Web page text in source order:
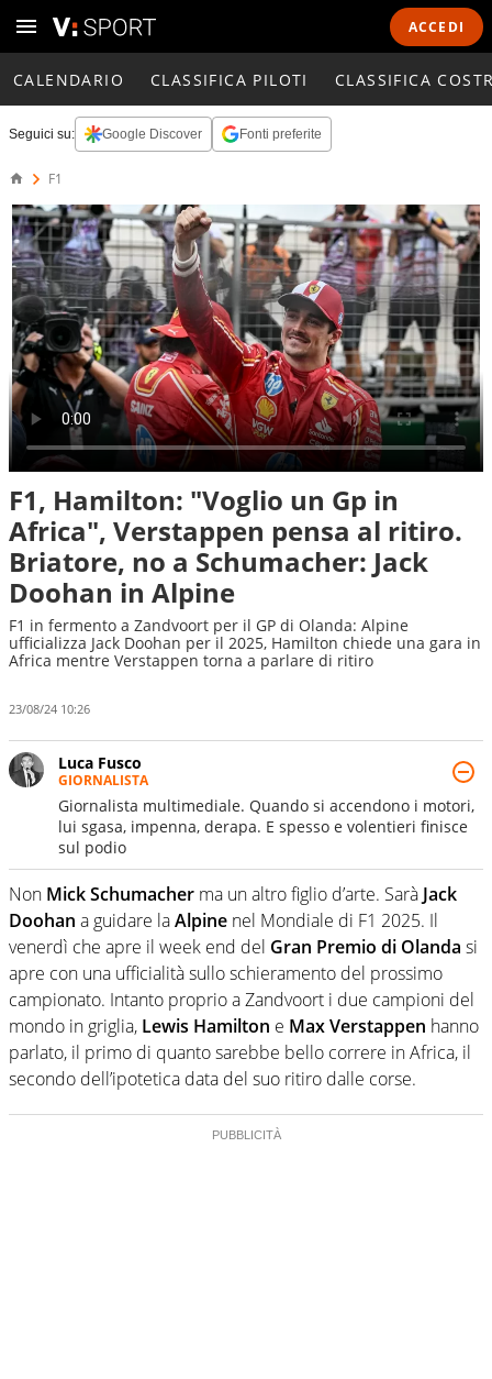
ACCEDI
CALENDARIO CLASSIFICA PILOTI CLASSIFICA
Seguici su: Google Discover Fonti preferite
F1
F1, Hamilton: "Voglio un Gp in
Africa", Verstappen pensa al ritiro.
Briatore, no a Schumacher: Jack
Doohan in Alpine
F1 in fermento a Zandvoort per il GP di Olanda: Alpine
ufficializza Jack Doohan per il 2025, Hamilton chiede una gara in
Africa mentre Verstappen torna a parlare di ritiro
23/08/24 10:26
Luca Fusco
GIORNALISTA
Giornalista multimediale. Quando si accendono i motori,
lui sgasa, impenna, derapa. E spesso e volentieri finisce
sul podio
Non Mick Schumacher ma un altro figlio d’arte. Sarà Jack
Doohan a guidare laAlpine nel Mondiale di F1 2025. Il
venerdì che apre il week end del Gran Premio di Olanda si
apre con una ufficialità sullo schieramento del prossimo
campionato. Intanto proprio a Zandvoort i due campioni del
mondo in griglia, Lewis Hamilton e Max Verstappen hanno
parlato, il primo di quanto sarebbe bello correre in Africa, il
secondo dell’ipotetica data del suo ritiro dalle corse.